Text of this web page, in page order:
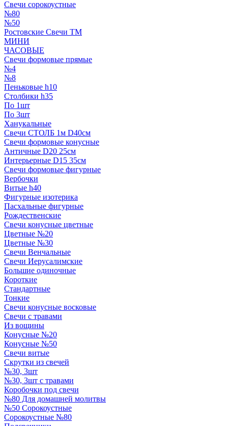
Свечи сорокоустные
№80
№50
Ростовские Свечи ТМ
МИНИ
ЧАСОВЫЕ
Свечи формовые прямые
№4
№8
Пеньковые h10
Столбики h35
По 1шт
По 3шт
Ханукальные
Свечи СТОЛБ 1м D40см
Свечи формовые конусные
Античные D20 25см
Интерьерные D15 35см
Свечи формовые фигурные
Вербочки
Витые h40
Фигурные изотерика
Пасхальные фигурные
Рождественские
Свечи конусные цветные
Цветные №20
Цветные №30
Свечи Венчальные
Свечи Иерусалимские
Большие одиночные
Короткие
Стандартные
Тонкие
Свечи конусные восковые
Свечи с травами
Из вощины
Конусные №20
Конусные №50
Свечи витые
Скрутки из свечей
№30, 3шт
№30, 3шт с травами
Коробочки под свечи
№80 Для домашней молитвы
№50 Сорокоустные
Сорокоустные №80